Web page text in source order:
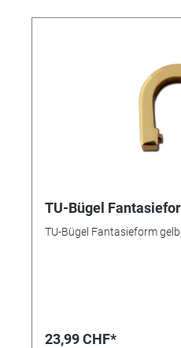
TU-Bügel
TU-Bügel Fantasieform
23,99 CHF*